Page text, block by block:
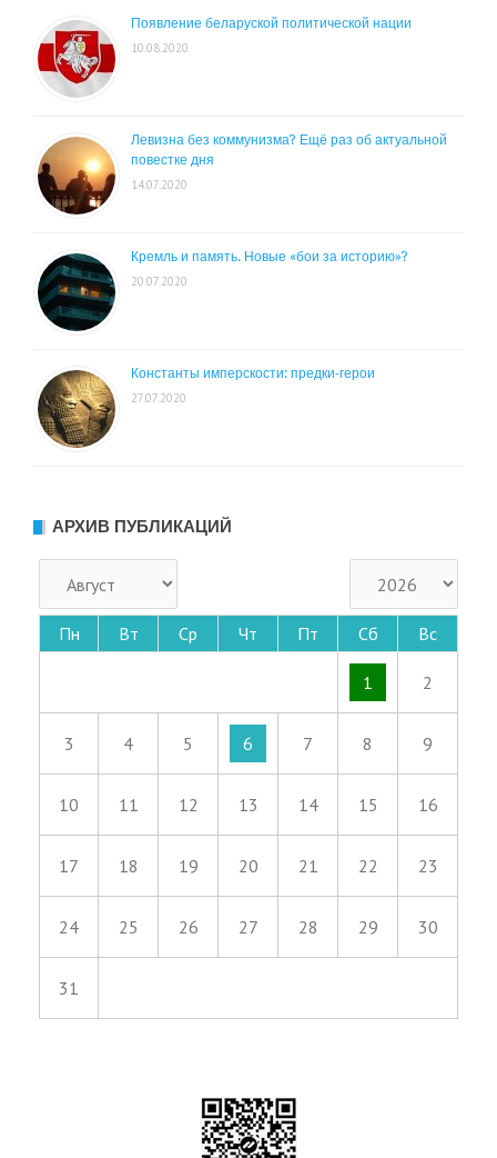
Появление беларуской политической нации
10.08.2020
Левизна без коммунизма? Ещё раз об актуальной
повестке дня
14.07.2020
Кремль и память. Новые «бои за историю»?
20.07.2020
Константы имперскости: предки-герои
27.07.2020
АРХИВ ПУБЛИКАЦИЙ
Пн Вт Ср Чт Пт Сб Вс
1 2
3 4 5 6 7 8 9
10 11 12 13 14 15 16
17 18 19 20 21 22 23
24 25 26 27 28 29 30
31